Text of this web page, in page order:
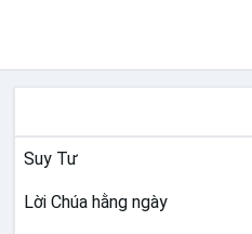
Suy Tư
Lời Chúa hằng ngày